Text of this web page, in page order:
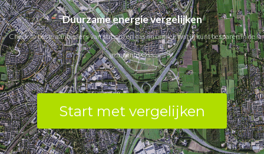
Duurzame energie vergelijken
Check de beste aanbieders van stroom en gas en ontdek wat jij kunt besparen in de
gemeente Oss.
Start met vergelijken